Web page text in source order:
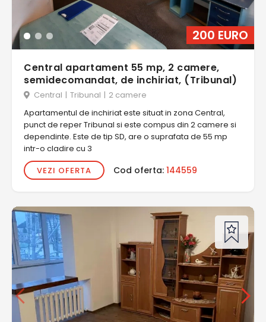
200 EURO
Central apartament 55 mp, 2 camere,
semidecomandat, de inchiriat, (Tribunal)
Central | Tribunal | 2 camere
Apartamentul de inchiriat este situat in zona Central,
punct de reper Tribunal si este compus din 2 camere si
dependinte. Este de tip SD, are o suprafata de 55 mp
intr-o cladire cu 3
VEZI OFERTA
Cod oferta: 144559